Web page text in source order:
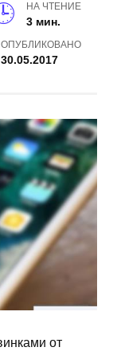
НА ЧТЕНИЕ
3 мин.
ОПУБЛИКОВАНО
30.05.2017
от